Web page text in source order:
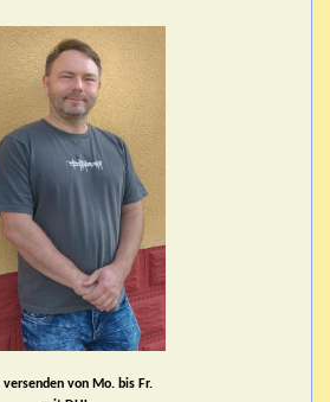
von Mo. bis Fr.